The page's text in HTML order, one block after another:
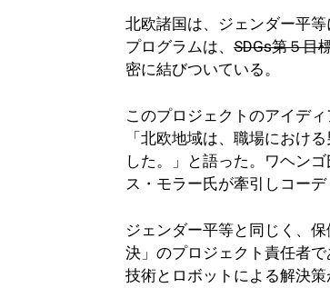
北欧諸国は、ジェンダー平
プログラムは、 SDGs第５目
密に結びついている。
このプロジェクトのアイデ
「北欧地域は、職場におけ
した。」と語った。ワヘン
ス・モラー氏が牽引しコーデ
ジェンダー平等と同じく、
決」のプロジェクト責任者
技術とロボットによる解決策